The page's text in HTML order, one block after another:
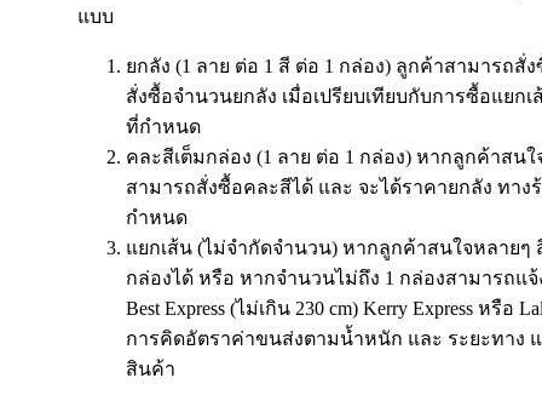
แบบ
ยกลัง (1 ลาย ต่อ 1 สี ต่อ 1 กล่อง) ลูกค้าสามารถสั่
สั่งซื้อจำนวนยกลัง เมื่อเปรียบเทียบกับการซื้อแยก
ที่กำหนด
คละสีเต็มกล่อง (1 ลาย ต่อ 1 กล่อง) หากลูกค้าสน
สามารถสั่งซื้อคละสีได้ และ จะได้ราคายกลัง ทา
กำหนด
แยกเส้น (ไม่จำกัดจำนวน) หากลูกค้าสนใจหลายๆ
กล่องได้ หรือ หากจำนวนไม่ถึง 1 กล่องสามารถแ
Best Express (ไม่เกิน 230 cm) Kerry Express หรื
การคิดอัตราค่าขนส่งตามน้ำหนัก และ ระยะทาง
สินค้า